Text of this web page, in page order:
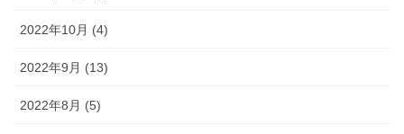
2022年10月 (4)
2022年9月 (13)
2022年8月 (5)